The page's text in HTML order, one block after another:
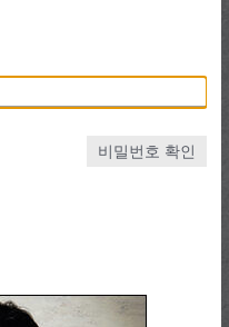
비밀번호 확인